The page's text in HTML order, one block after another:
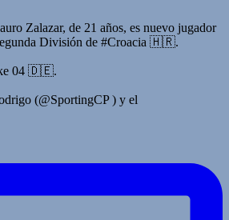
Zalazar, de 21 años, es nuevo jugador
División de #Croacia 🇭🇷.
04 🇩🇪.
(@SportingCP ) y el